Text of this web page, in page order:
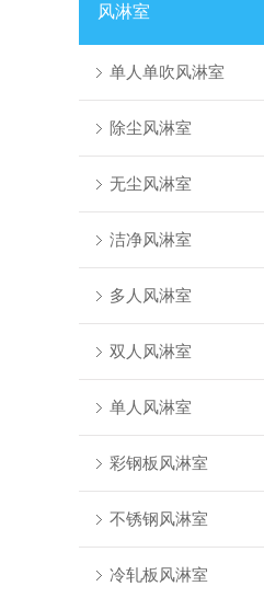
风淋室
单人单吹风淋室
除尘风淋室
无尘风淋室
洁净风淋室
多人风淋室
双人风淋室
单人风淋室
彩钢板风淋室
不锈钢风淋室
冷轧板风淋室